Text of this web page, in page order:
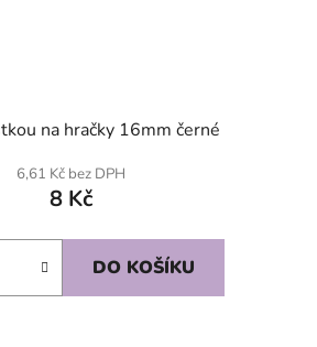
na hračky 16mm černé
6,61 Kč bez DPH
8 Kč
DO KOŠÍKU